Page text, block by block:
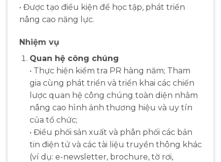
• Được tạo điều kiện để học tập, phát triển
nâng cao năng lực.
Nhiệm vụ
Quan hệ công chúng
• Thực hiện kiểm tra PR hàng năm; Tham
gia cùng phát triển và triển khai các chiến
lược quan hệ công chúng toàn diện nhằm
nâng cao hình ảnh thương hiệu và uy tín
của tổ chức;
• Điều phối sản xuất và phân phối các bản
tin điện tử và các tài liệu truyền thông khác
(ví dụ: e-newsletter, brochure, tờ rơi,